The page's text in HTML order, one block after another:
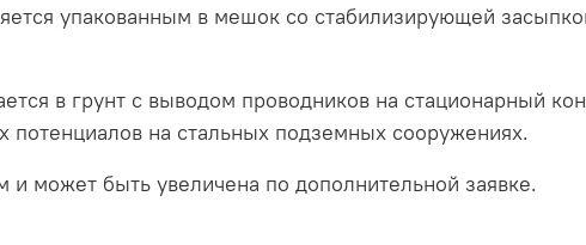
упакованным в мешок со стабилизирующей
в грунт с выводом проводников на стационарный
на стальных подземных сооружениях.
и может быть увеличена по дополнительной заявке.